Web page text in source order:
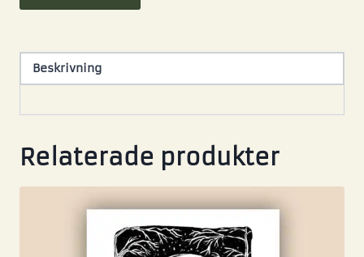
Beskrivning
Relaterade produkter